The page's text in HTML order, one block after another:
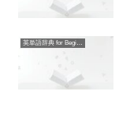
英単語辞典 for Beginners